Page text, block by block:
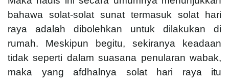
bahawa solat-solat sunat termasuk solat hari
raya adalah dibolehkan untuk dilakukan di
rumah. Meskipun begitu, sekiranya keadaan
tidak seperti dalam suasana penularan wabak,
maka yang afdhalnya solat hari raya itu